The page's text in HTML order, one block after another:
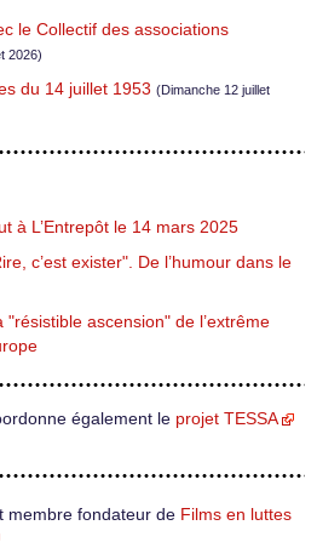
le Collectif des associations
2026)
du 14 juillet 1953 (Dimanche 12 juillet
à L’Entrepôt le 14 mars 2025
c’est exister". De l’humour dans le
ascension" de l’extrême
également le projet TESSA
membre fondateur de Films en luttes